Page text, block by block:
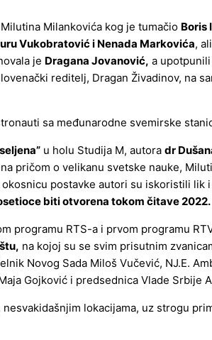
Milankovića kog je tumačio Boris
Vukobratović i Nenada Markovića,
je Dragana Jovanović, a
reditelj, Dragan Živadinov, na
sa međunarodne svemirske
u holu Studija M, autora dr
pričom o velikanu svetske nauke,
postavke autori su iskoristili
biti otvorena tokom čitave
programu RTS-a i prvom programu
na kojoj su se svim prisutnim
Novog Sada Miloš Vučević, NJ.E.
Gojković i predsednica Vlade Srbije
lokacijama, uz strogu